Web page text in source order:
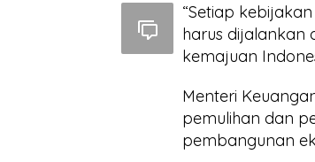
“Setiap
harus dijalankan
kemajuan
Menteri
pemulihan dan
pembangunan